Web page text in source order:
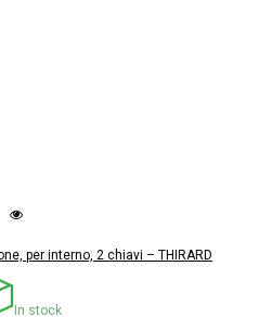
per interno, 2 chiavi – THIRARD
In stock